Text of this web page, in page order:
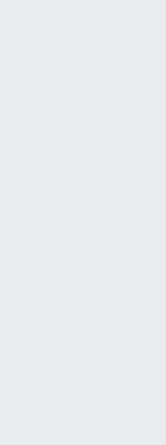
IP68 pentru
și
5 ATM și 30 de
poate fi
în timp ce te
o piscină
mulți senzori:
o busolă, un
senzor de
un senzor de
un senzor de
de GPS,
Pentru a